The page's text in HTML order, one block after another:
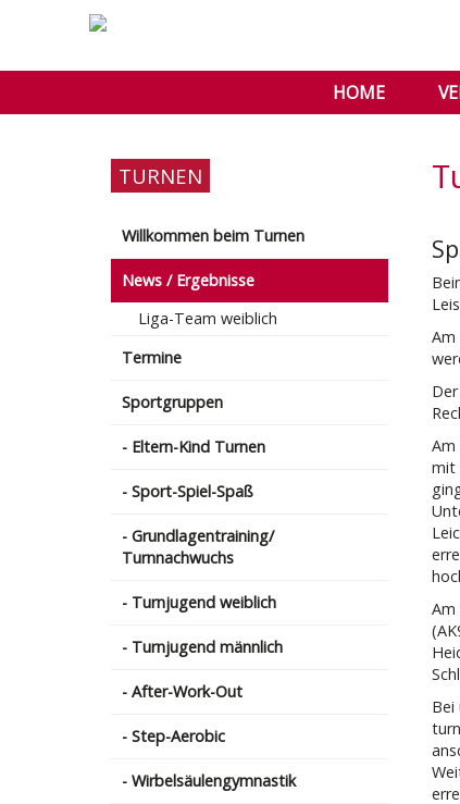
HOME
Am
Am
mit
Am
Bei
TURNEN
Willkommen beim Turnen
News / Ergebnisse
Liga-Team weiblich
Termine
Sportgruppen
- Eltern-Kind Turnen
- Sport-Spiel-Spaß
- Grundlagentraining/
Turnnachwuchs
- Turnjugend weiblich
- Turnjugend männlich
- After-Work-Out
- Step-Aerobic
- Wirbelsäulengymnastik